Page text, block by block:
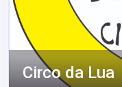
Circo da Lua